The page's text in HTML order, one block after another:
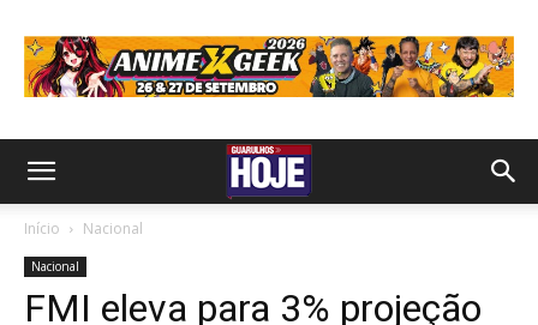
Início Nacional
Nacional
FMI eleva para 3% projeção